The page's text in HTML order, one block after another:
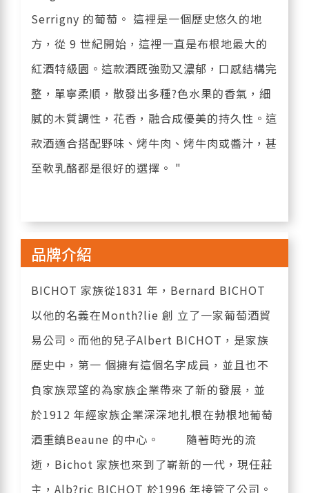
Serrigny 的葡萄。 這裡是一個歷史悠久的地
方，從 9 世紀開始，這裡一直是布根地最大的
紅酒特級園。這款酒既強勁又濃郁，口感結構完
整，單寧柔順，散發出多種?色水果的香氣，細
膩的木質調性，花香，融合成優美的持久性。這
款酒適合搭配野味、烤牛肉、烤牛肉或醬汁，甚
至軟乳酪都是很好的選擇。 "
品牌介紹
BICHOT 家族從1831 年，Bernard BICHOT
以他的名義在Month?lie 創 立了一家葡萄酒貿
易公司。而他的兒子Albert BICHOT，是家族
歷史中，第一 個擁有這個名字成員，並且也不
負家族眾望的為家族企業帶來了新的發展，並
於1912 年經家族企業深深地扎根在勃根地葡萄
酒重鎮Beaune 的中心。 隨著時光的流
逝，Bichot 家族也來到了嶄新的一代，現任莊
主，Alb?ric BICHOT 於1996 年接管了公司。